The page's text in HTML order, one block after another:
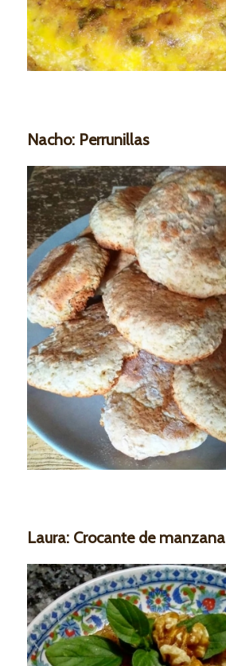
Nacho: Perrunillas
Laura: Crocante de manzana